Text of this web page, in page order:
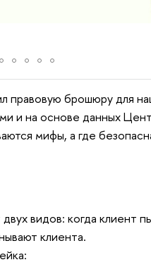
правовую брошюру для
и на основе данных
мифы, а где
видов: когда клиент
клиента.